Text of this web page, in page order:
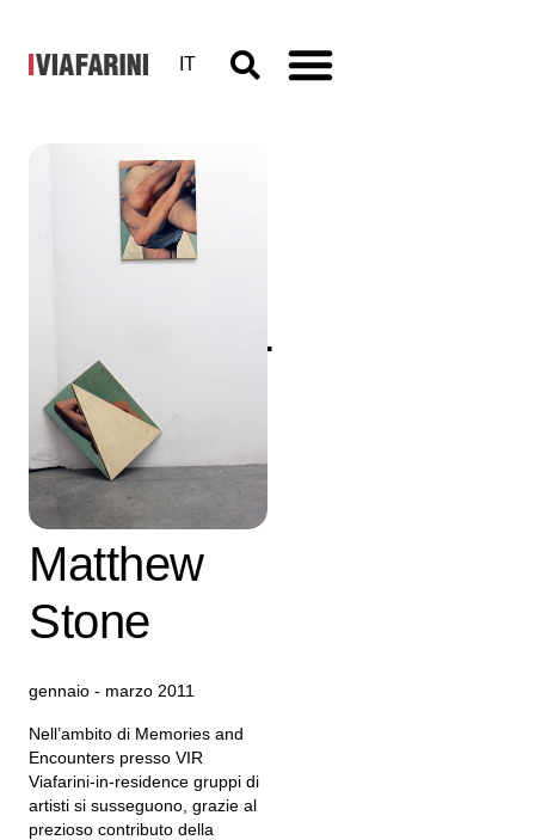
IT
Memories
Encounters.
Giorgio
Guidi,
Jaša,
Matthew
Stone
gennaio - marzo 2011
Nell’ambito di Memories and
Encounters presso VIR
Viafarini-in-residence gruppi di
artisti si susseguono, grazie al
prezioso contributo della